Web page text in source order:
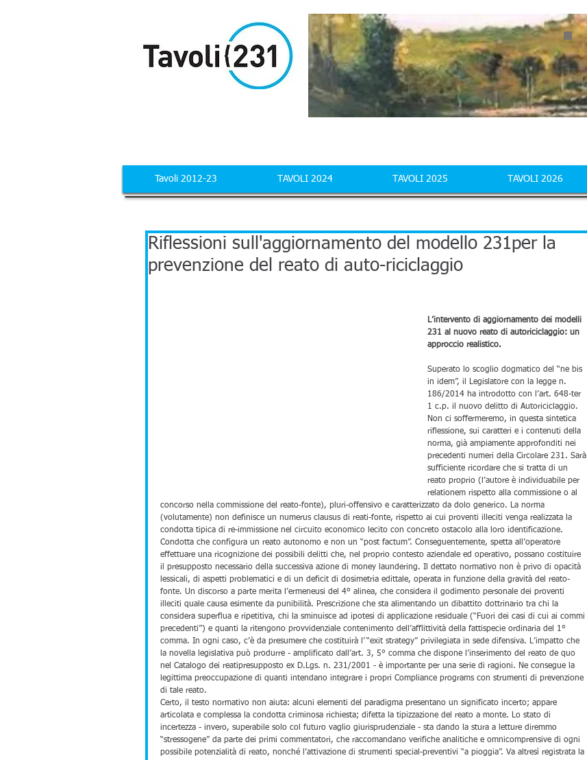
Tavoli 2012-23 TAVOLI 2024 TAVOLI 2025 TAVOLI 2026
Riflessioni sull'aggiornamento del modello 231per la
prevenzione del reato di auto-riciclaggio
L’intervento di aggiornamento dei modelli
231 al nuovo reato di autoriciclaggio: un
approccio realistico.
Superato lo scoglio dogmatico del “ne bis
in idem”, il Legislatore con la legge n.
186/2014 ha introdotto con l’art. 648-ter
1 c.p. il nuovo delitto di Autoriciclaggio.
Non ci soffermeremo, in questa sintetica
riflessione, sui caratteri e i contenuti della
norma, già ampiamente approfonditi nei
precedenti numeri della Circolare 231. Sarà
sufficiente ricordare che si tratta di un
reato proprio (l’autore è individuabile per
relationem rispetto alla commissione o al
concorso nella commissione del reato-fonte), pluri-offensivo e caratterizzato da dolo generico. La norma
(volutamente) non definisce un numerus clausus di reati-fonte, rispetto ai cui proventi illeciti venga realizzata la
condotta tipica di re-immissione nel circuito economico lecito con concreto ostacolo alla loro identificazione.
Condotta che configura un reato autonomo e non un “post factum”. Conseguentemente, spetta all’operatore
effettuare una ricognizione dei possibili delitti che, nel proprio contesto aziendale ed operativo, possano costituire
il presupposto necessario della successiva azione di money laundering. Il dettato normativo non è privo di opacità
lessicali, di aspetti problematici e di un deficit di dosimetria edittale, operata in funzione della gravità del reato-
fonte. Un discorso a parte merita l’ermeneusi del 4° alinea, che considera il godimento personale dei proventi
illeciti quale causa esimente da punibilità. Prescrizione che sta alimentando un dibattito dottrinario tra chi la
considera superflua e ripetitiva, chi la sminuisce ad ipotesi di applicazione residuale (“Fuori dei casi di cui ai commi
precedenti”) e quanti la ritengono provvidenziale contenimento dell’afflittività della fattispecie ordinaria del 1°
comma. In ogni caso, c’è da presumere che costituirà l’“exit strategy” privilegiata in sede difensiva. L’impatto che
la novella legislativa può produrre - amplificato dall’art. 3, 5° comma che dispone l’inserimento del reato de quo
nel Catalogo dei reatipresupposto ex D.Lgs. n. 231/2001 - è importante per una serie di ragioni. Ne consegue la
legittima preoccupazione di quanti intendano integrare i propri Compliance programs con strumenti di prevenzione
di tale reato.
Certo, il testo normativo non aiuta: alcuni elementi del paradigma presentano un significato incerto; appare
articolata e complessa la condotta criminosa richiesta; difetta la tipizzazione del reato a monte. Lo stato di
incertezza - invero, superabile solo col futuro vaglio giurisprudenziale - sta dando la stura a letture diremmo
“stressogene” da parte dei primi commentatori, che raccomandano verifiche analitiche e omnicomprensive di ogni
possibile potenzialità di reato, nonché l’attivazione di strumenti special-preventivi “a pioggia”. Va altresì registrata la